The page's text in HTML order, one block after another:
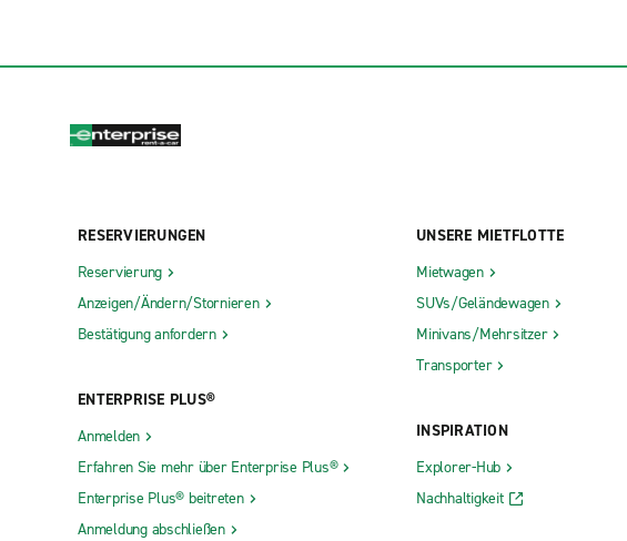
RESERVIERUNGEN
Reservierung
Anzeigen/Ändern/Stornieren
Bestätigung anfordern
ENTERPRISE PLUS®
Anmelden
Erfahren Sie mehr über Enterprise Plus®
Enterprise Plus® beitreten
Anmeldung abschließen
UNSERE MIETFLOTTE
Mietwagen
SUVs/Geländewagen
Minivans/Mehrsitzer
Transporter
INSPIRATION
Explorer-Hub
Nachhaltigkeit